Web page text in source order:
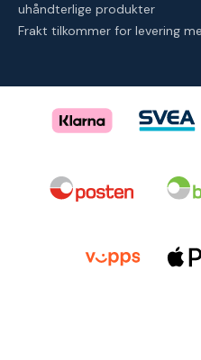
uhåndterlige produkter
Frakt tilkommer for levering